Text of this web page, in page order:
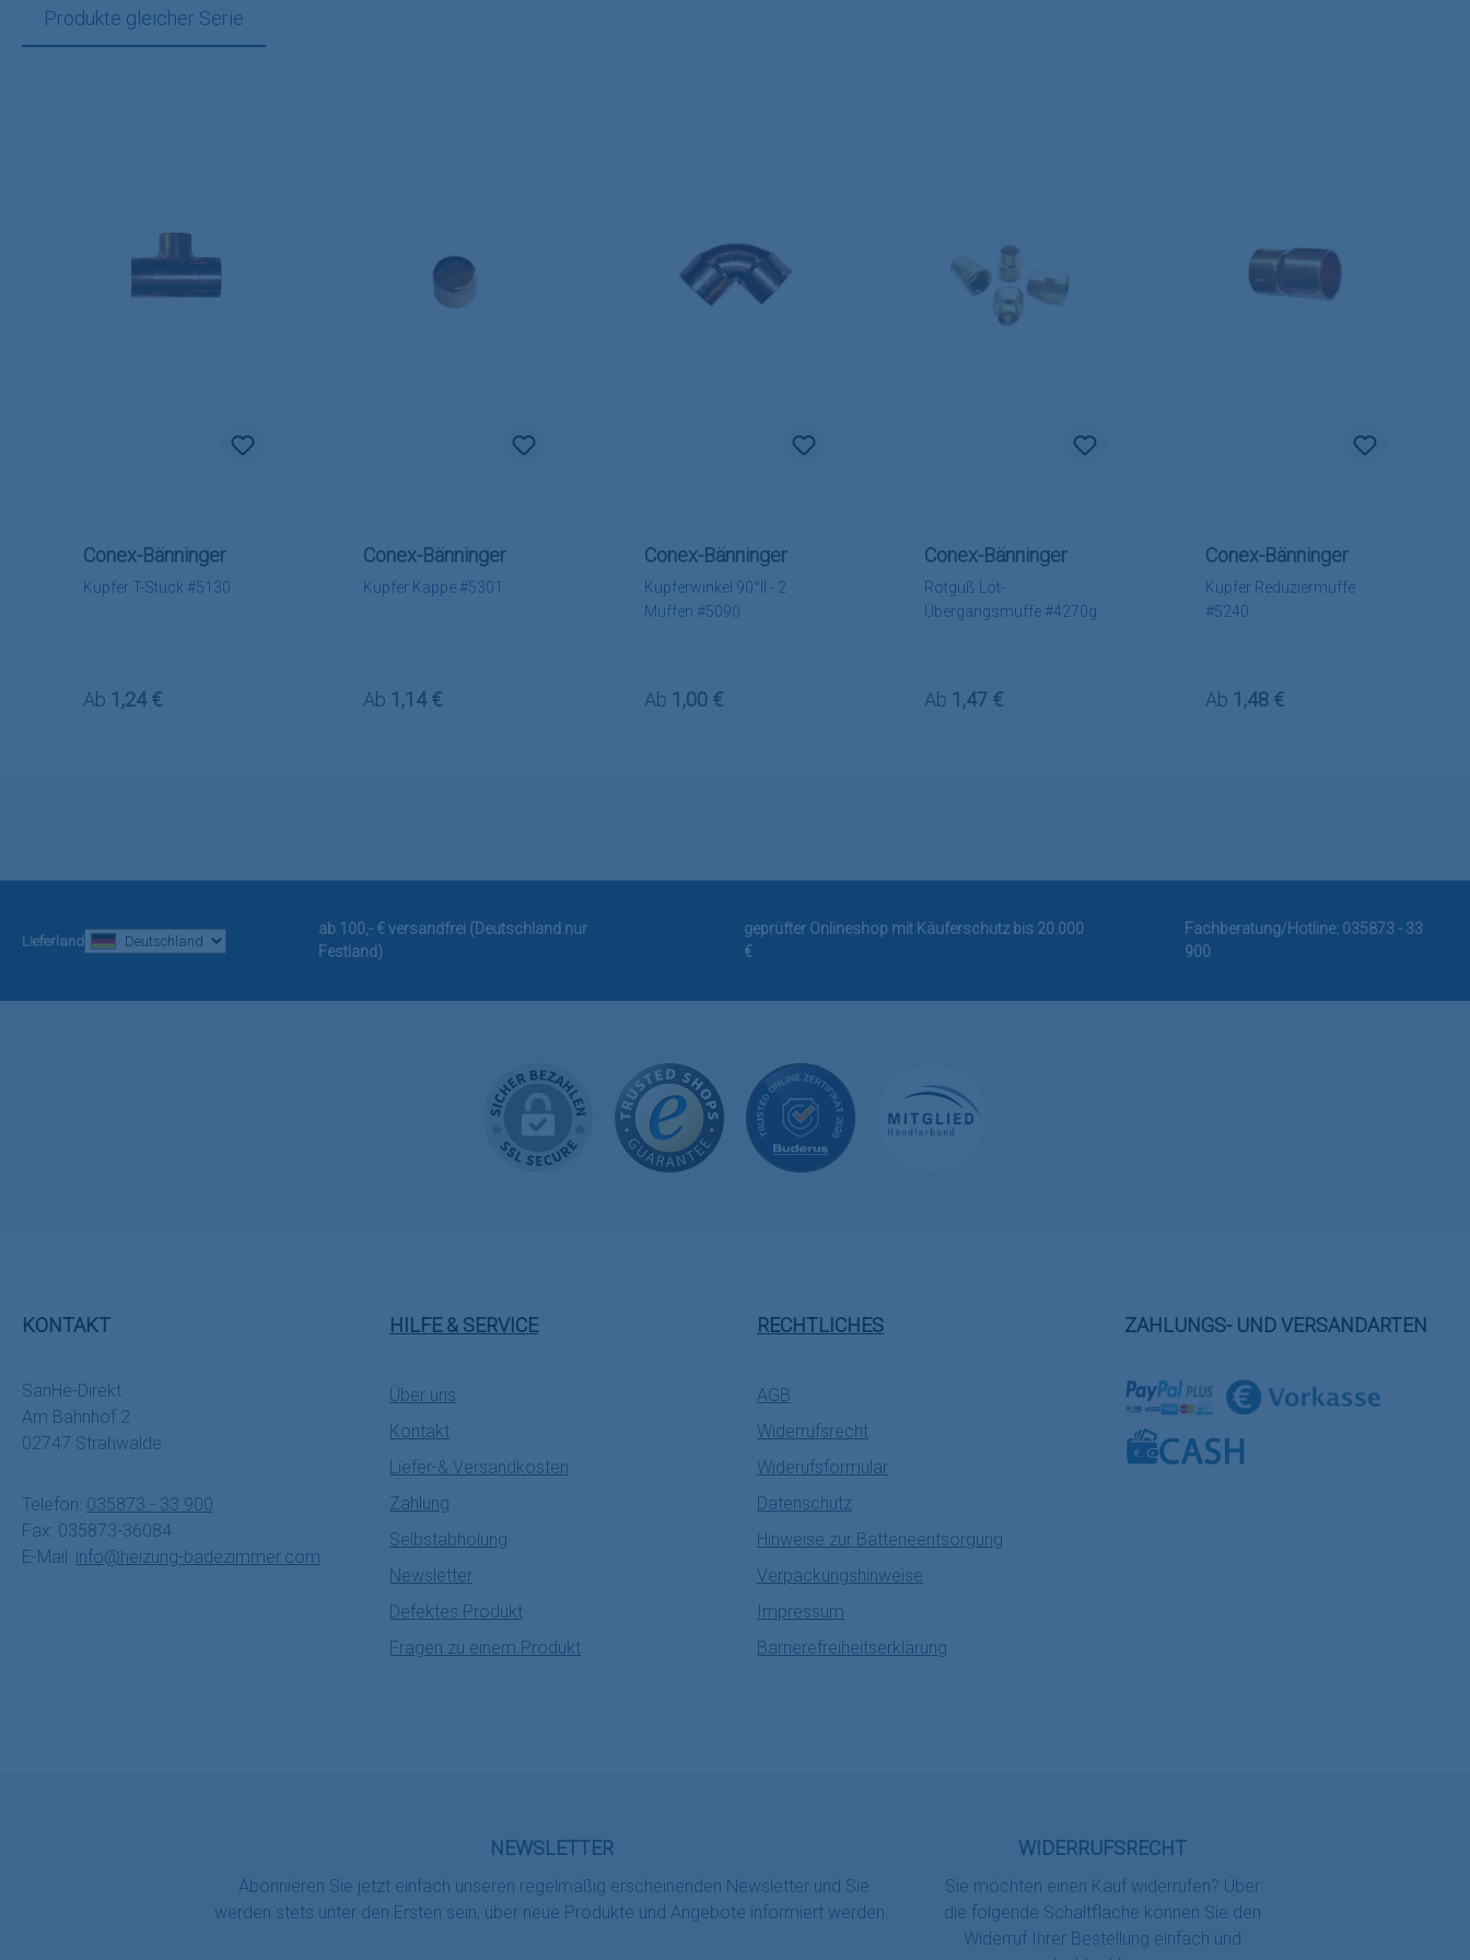
Produkte gleicher Serie
Kupfer T-Stück #5130
Conex-Bänninger
Regulärer Preis:
Ab 1,24 €
Kupfer Kappe #5301
Conex-Bänninger
Regulärer Preis:
Ab 1,14 €
Kupferwinkel 90°II - 2
Muffen #5090
Conex-Bänninger
Regulärer Preis:
Ab 1,00 €
Rotguß Löt-
Übergangsmuffe #4270g
Conex-Bänninger
Regulärer Preis:
Ab 1,47 €
Kupfer Reduziermuffe
#5240
Conex-Bänninger
Regulärer Preis:
Ab 1,48 €
Lieferland
ab 100,- € versandfrei (Deutschland nur
Festland)
geprüfter Onlineshop mit Käuferschutz bis 20.000
€
Fachberatung/Hotline: 035873 - 33
900
KONTAKT
SanHe-Direkt
Am Bahnhof 2
02747 Strahwalde
Telefon: 035873 - 33 900
Fax: 035873-36084
E-Mail: info@heizung-badezimmer.com
HILFE & SERVICE
Über uns
Kontakt
Liefer-& Versandkosten
Zahlung
Selbstabholung
Newsletter
Defektes Produkt
Fragen zu einem Produkt
RECHTLICHES
AGB
Widerrufsrecht
Widerufsformular
Datenschutz
Hinweise zur Batterieentsorgung
Verpackungshinweise
Impressum
Barrierefreiheitserklärung
ZAHLUNGS- UND VERSANDARTEN
Benutzerdefiniertes Bild 1
WIDERRUFSRECHT
Sie möchten einen Kauf widerrufen? Über
die folgende Schaltfläche können Sie den
Widerruf Ihrer Bestellung einfach und
NEWSLETTER
Abonnieren Sie jetzt einfach unseren regelmäßig erscheinenden Newsletter und Sie
werden stets unter den Ersten sein, über neue Produkte und Angebote informiert werden.